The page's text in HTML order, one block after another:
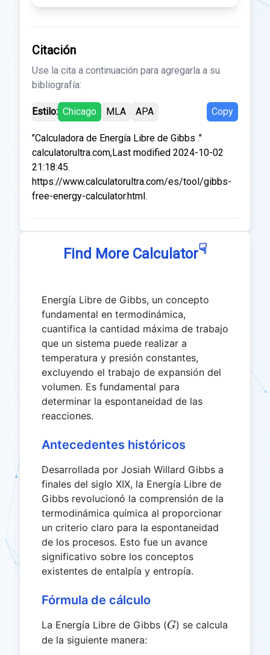
Citación
Use la cita a continuación para agregarla a su
bibliografía:
Estilo: Chicago MLA APA Copy
"Calculadora de Energía Libre de Gibbs ."
calculatorultra.com,Last modified 2024-10-02
21:18:45.
https://www.calculatorultra.com/es/tool/gibbs-
free-energy-calculator.html.
Find More Calculator☟
Energía Libre de Gibbs, un concepto
fundamental en termodinámica,
cuantifica la cantidad máxima de trabajo
que un sistema puede realizar a
temperatura y presión constantes,
excluyendo el trabajo de expansión del
volumen. Es fundamental para
determinar la espontaneidad de las
reacciones.
Antecedentes históricos
Desarrollada por Josiah Willard Gibbs a
finales del siglo XIX, la Energía Libre de
Gibbs revolucionó la comprensión de la
termodinámica química al proporcionar
un criterio claro para la espontaneidad
de los procesos. Esto fue un avance
significativo sobre los conceptos
existentes de entalpía y entropía.
Fórmula de cálculo
La Energía Libre de Gibbs (G
G) se calcula
de la siguiente manera: